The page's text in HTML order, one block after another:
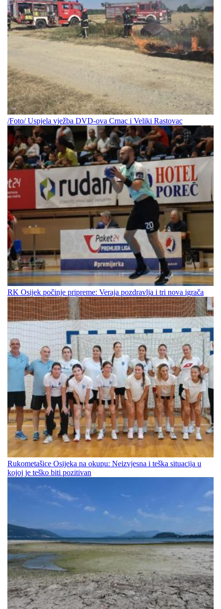
/Foto/ Uspjela vježba DVD-ova Crnac i Veliki Rastovac
RK Osijek počinje pripreme: Veraja pozdravlja i tri nova igrača
Rukometašice Osijeka na okupu: Neizvjesna i teška situacija u
kojoj je teško biti pozitivan